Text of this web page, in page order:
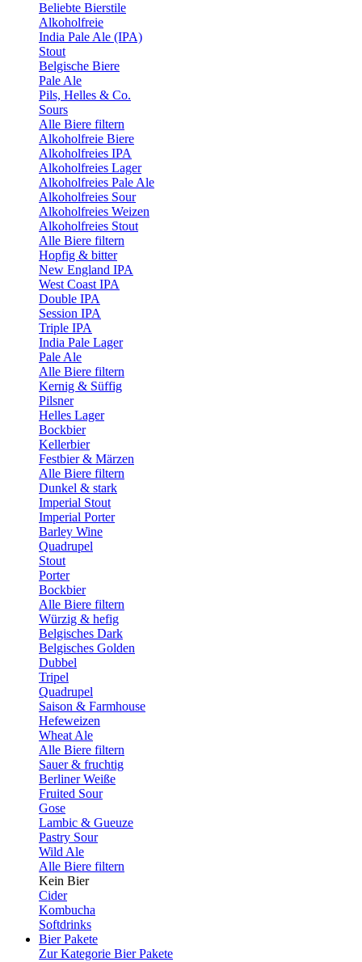
Beliebte Bierstile
Alkoholfreie
India Pale Ale (IPA)
Stout
Belgische Biere
Pale Ale
Pils, Helles & Co.
Sours
Alle Biere filtern
Alkoholfreie Biere
Alkoholfreies IPA
Alkoholfreies Lager
Alkoholfreies Pale Ale
Alkoholfreies Sour
Alkoholfreies Weizen
Alkoholfreies Stout
Alle Biere filtern
Hopfig & bitter
New England IPA
West Coast IPA
Double IPA
Session IPA
Triple IPA
India Pale Lager
Pale Ale
Alle Biere filtern
Kernig & Süffig
Pilsner
Helles Lager
Bockbier
Kellerbier
Festbier & Märzen
Alle Biere filtern
Dunkel & stark
Imperial Stout
Imperial Porter
Barley Wine
Quadrupel
Stout
Porter
Bockbier
Alle Biere filtern
Würzig & hefig
Belgisches Dark
Belgisches Golden
Dubbel
Tripel
Quadrupel
Saison & Farmhouse
Hefeweizen
Wheat Ale
Alle Biere filtern
Sauer & fruchtig
Berliner Weiße
Fruited Sour
Gose
Lambic & Gueuze
Pastry Sour
Wild Ale
Alle Biere filtern
Kein Bier
Cider
Kombucha
Softdrinks
Bier Pakete
Zur Kategorie Bier Pakete